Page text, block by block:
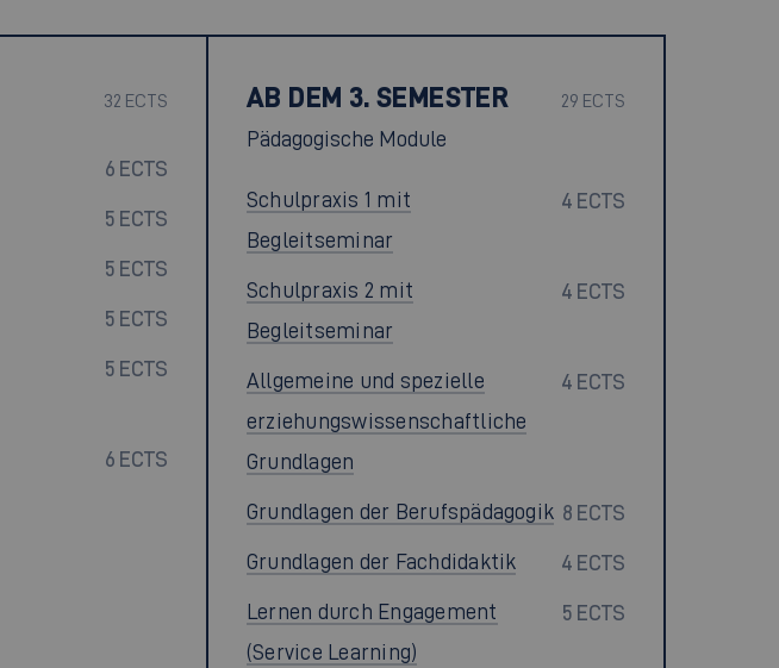
32 ECTS
6 ECTS
5 ECTS
5 ECTS
5 ECTS
5 ECTS
6 ECTS
AB DEM 3. SEMESTER 29 ECTS
Pädagogische Module
Schulpraxis 1 mit
Begleitseminar
4 ECTS
Schulpraxis 2 mit
Begleitseminar
4 ECTS
Allgemeine und spezielle
erziehungswissenschaftliche
Grundlagen
4 ECTS
Grundlagen der Berufspädagogik 8 ECTS
Grundlagen der Fachdidaktik 4 ECTS
Lernen durch Engagement
(Service Learning)
5 ECTS